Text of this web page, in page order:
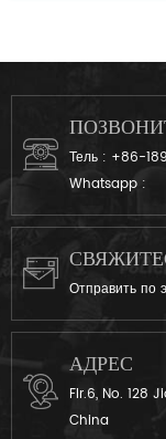
Тель : +86-
Whatsapp :
Отправить по
АДРЕС
Flr.6, No. 128
China